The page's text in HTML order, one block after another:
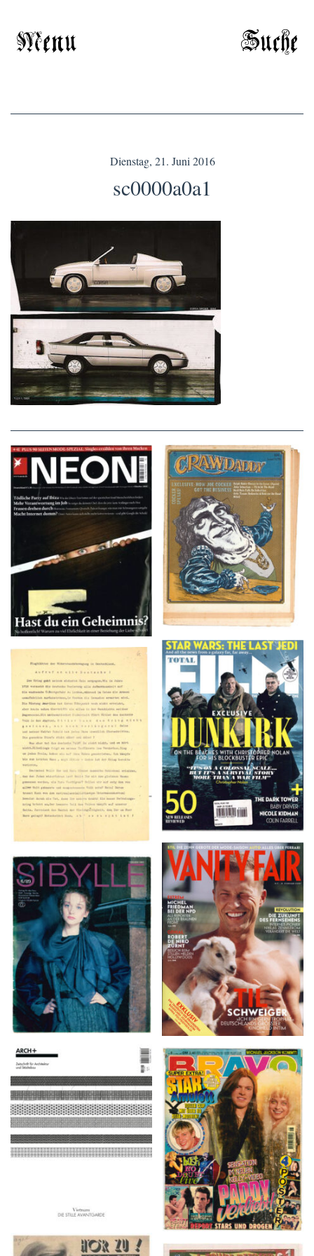
Menu Suche
Dienstag, 21. Juni 2016
sc0000a0a1
NEON – OKTOBER
2008
Crawdaddy – June/11/72
TOTAL FILM #260 –
SUMMER 2017
Flugblätter der Weissen
Rose – V, Januar 1943
VANITY FAIR – Nr. 7 –
8. Februar 2007
SIBYLLE 6/89
ARCH+ Nr. 226, Herbst
2016
BRAVO – Nr. 8, 13. Febr.
1997